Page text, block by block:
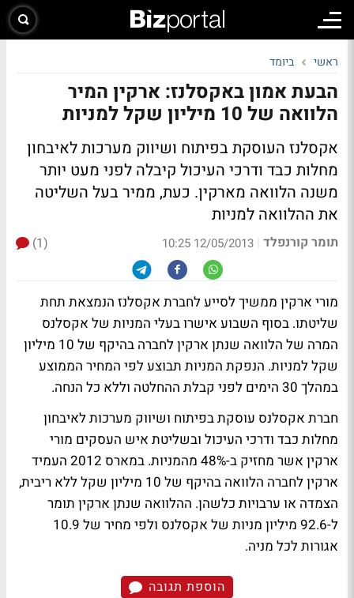
ראשי ביומד
הבעת אמון באקסלנז: ארקין המיר
הלוואה של 10 מיליון שקל למניות
אקסלנז העוסקת בפיתוח ושיווק מערכות לאיבחון
מחלות כבד ודרכי העיכול קיבלה לפני מעט יותר
משנה הלוואה מארקין. כעת, ממיר בעל השליטה
את ההלוואה למניות
תומר קורנפלד |
12/05/2013 10:25
(1)
מורי ארקין ממשיך לסייע לחברת אקסלנז הנמצאת תחת
שליטתו. בסוף השבוע אישרו בעלי המניות של אקסלנס
המרה של הלוואה שנתן ארקין לחברה בהיקף של 10 מיליון
שקל למניות. הנפקת המניות תבוצע לפי המחיר הממוצע
במהלך 30 הימים לפני קבלת ההחלטה וללא כל הנחה.
חברת אקסלנס עוסקת בפיתוח ושיווק מערכות לאיבחון
מחלות כבד ודרכי העיכול ובשליטת איש העסקים מורי
ארקין אשר מחזיק ב-48% מהמניות. במארס 2012 העמיד
ארקין לחברה הלוואה בהיקף של 10 מיליון שקל ללא ריבית,
הצמדה או ערבויות כלשהן. ההלוואה שנתן ארקין תומר
ל-92.6 מיליון מניות של אקסלנס ולפי מחיר של 10.9
אגורות לכל מניה.
הוספת תגובה